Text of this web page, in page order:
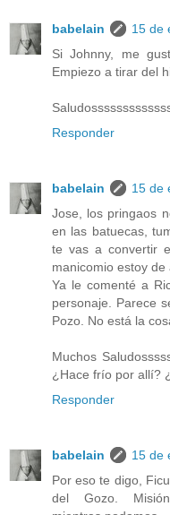
babelain
15 de
Si Johnny, me
Empiezo a tirar del
Responder
babelain
15 de
Jose, los pringaos
en las batuecas,
te vas a convertir
manicomio estoy
Ya le comenté a
personaje. Parece
Pozo. No está la
Muchos
¿Hace frío por allí?
Responder
babelain
15 de
Por eso te digo,
del Gozo. Misión